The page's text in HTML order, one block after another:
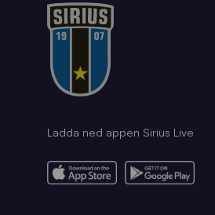
Ladda ned appen Sirius Live